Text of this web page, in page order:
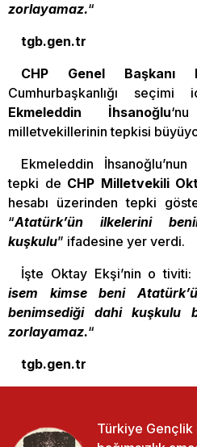
zorlayamaz.“
tgb.gen.tr
CHP Genel Başkanı
Cumhurbaşkanlığı
Ekmeleddin İhsanoğlu
milletvekillerinin tepkisi
Ekmeleddin
tepki de CHP Milletvekili
hesabı üzerinden tepki
“Atatürk’ün ilkelerini
kuşkulu” ifadesine yer verdi.
İşte Oktay Ekşi’nin o tiviti:
isem kimse beni
benimsediği dahi kuşkulu
zorlayamaz.“
tgb.gen.tr
Türkiye Gençlik